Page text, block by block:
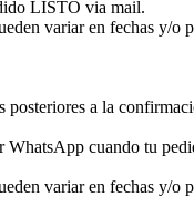
LISTO via mail.
variar en fechas y/o
posteriores a la
WhatsApp cuando tu
variar en fechas y/o